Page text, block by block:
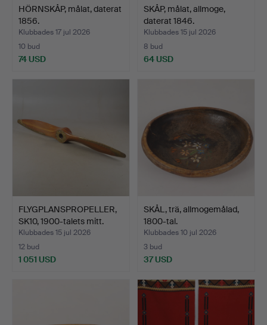
HÖRNSKÅP, målat, daterat
1856.
Klubbades 17 jul 2026
10 bud
74 USD
SKÅP, målat, allmoge,
daterat 1846.
Klubbades 15 jul 2026
8 bud
64 USD
FLYGPLANSPROPELLER,
SK10, 1900-talets mitt.
Klubbades 15 jul 2026
12 bud
1 051 USD
SKÅL, trä, allmogemålad,
1800-tal.
Klubbades 10 jul 2026
3 bud
37 USD